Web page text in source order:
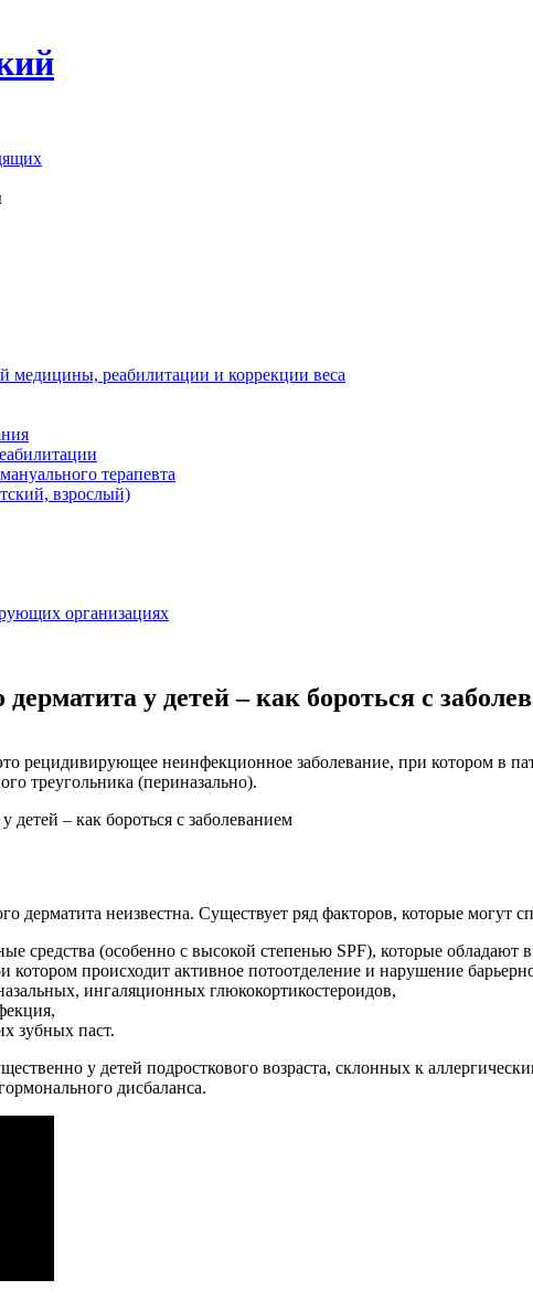
медицины, реабилитации и коррекции веса
терапевта
взрослый)
организациях
у детей – как бороться с
рецидивирующее неинфекционное заболевание, при котором в
треугольника (периназально).
дерматита неизвестна. Существует ряд факторов, которые могут
средства (особенно с высокой степенью SPF), которые
котором происходит активное потоотделение и нарушение
ингаляционных глюкокортикостероидов,
зубных паст.
у детей подросткового возраста, склонных к
дисбаланса.